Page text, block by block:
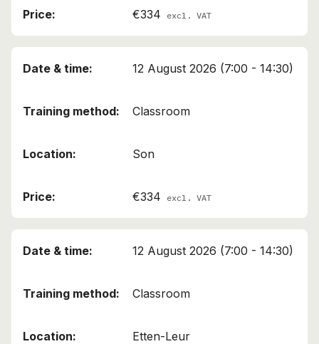
€334 excl. VAT
12 August 2026 (7:00 - 14:30)
Classroom
Son
€334 excl. VAT
12 August 2026 (7:00 - 14:30)
Classroom
Etten-Leur